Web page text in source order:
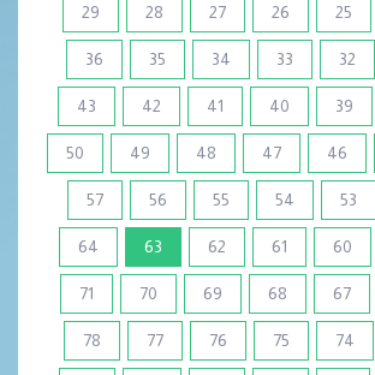
25
26
27
28
29
32
33
34
35
36
39
40
41
42
43
46
47
48
49
50
53
54
55
56
57
60
61
62
63
(current)
64
67
68
69
70
71
74
75
76
77
78